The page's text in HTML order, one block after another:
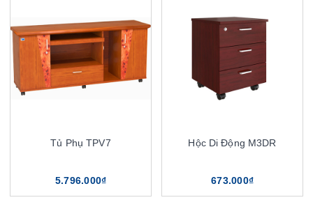
Tủ Phụ TPV7
5.796.000₫
Hộc Di Động M3DR
673.000₫